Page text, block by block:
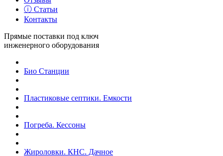
ⓘ Статьи
Контакты
Прямые поставки под ключ
инженерного оборудования
Био Станции
Пластиковые септики. Емкости
Погреба. Кессоны
Жироловки. КНС. Дачное